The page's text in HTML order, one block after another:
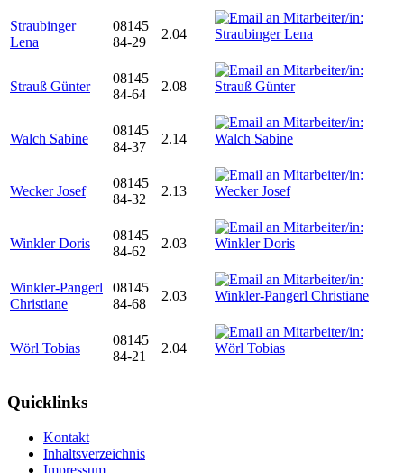
Straubinger
Lena
08145
84-29
2.04
Strauß Günter
08145
84-64
2.08
Walch Sabine
08145
84-37
2.14
Wecker Josef
08145
84-32
2.13
Winkler Doris
08145
84-62
2.03
Winkler-Pangerl
Christiane
08145
84-68
2.03
Wörl Tobias
08145
84-21
2.04
Quicklinks
Kontakt
Inhaltsverzeichnis
Impressum